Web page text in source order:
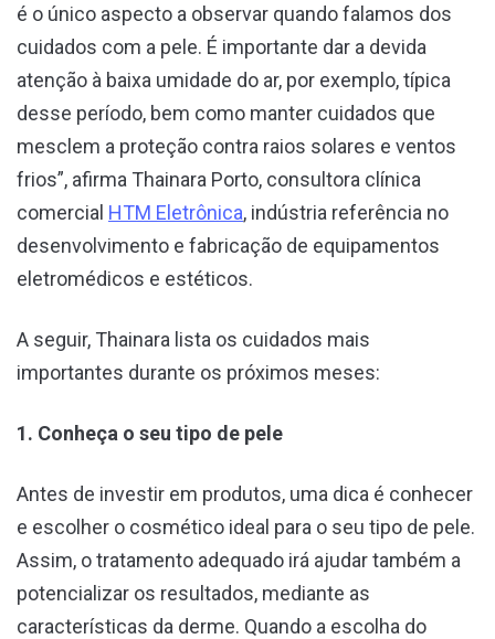
é o único aspecto a observar quando falamos dos
cuidados com a pele. É importante dar a devida
atenção à baixa umidade do ar, por exemplo, típica
desse período, bem como manter cuidados que
mesclem a proteção contra raios solares e ventos
frios”, afirma Thainara Porto, consultora clínica
comercial HTM Eletrônica, indústria referência no
desenvolvimento e fabricação de equipamentos
eletromédicos e estéticos.
A seguir, Thainara lista os cuidados mais
importantes durante os próximos meses:
1. Conheça o seu tipo de pele
Antes de investir em produtos, uma dica é conhecer
e escolher o cosmético ideal para o seu tipo de pele.
Assim, o tratamento adequado irá ajudar também a
potencializar os resultados, mediante as
características da derme. Quando a escolha do